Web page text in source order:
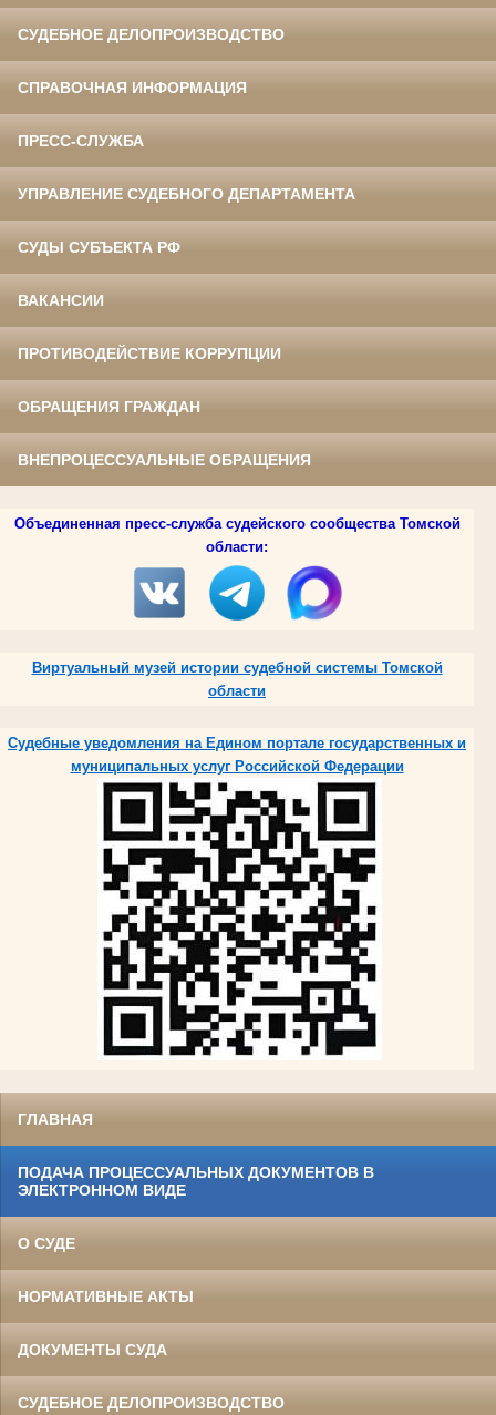
СУДЕБНОЕ ДЕЛОПРОИЗВОДСТВО
СПРАВОЧНАЯ ИНФОРМАЦИЯ
ПРЕСС-СЛУЖБА
УПРАВЛЕНИЕ СУДЕБНОГО ДЕПАРТАМЕНТА
СУДЫ СУБЪЕКТА РФ
ВАКАНСИИ
ПРОТИВОДЕЙСТВИЕ КОРРУПЦИИ
ОБРАЩЕНИЯ ГРАЖДАН
ВНЕПРОЦЕССУАЛЬНЫЕ ОБРАЩЕНИЯ
Объединенная пресс-служба судейского сообщества Томской
области:
Виртуальный музей истории судебной системы Томской
области
Судебные уведомления на Едином портале государственных и
муниципальных услуг Российской Федерации
ГЛАВНАЯ
ПОДАЧА ПРОЦЕССУАЛЬНЫХ ДОКУМЕНТОВ В
ЭЛЕКТРОННОМ ВИДЕ
О СУДЕ
НОРМАТИВНЫЕ АКТЫ
ДОКУМЕНТЫ СУДА
СУДЕБНОЕ ДЕЛОПРОИЗВОДСТВО